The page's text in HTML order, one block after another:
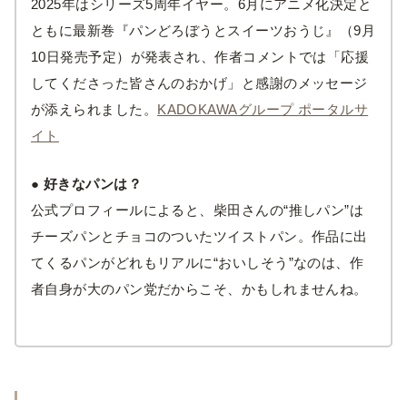
2025年はシリーズ5周年イヤー。6月にアニメ化決定と
ともに最新巻『パンどろぼうとスイーツおうじ』（9月
10日発売予定）が発表され、作者コメントでは「応援
してくださった皆さんのおかげ」と感謝のメッセージ
が添えられました。 KADOKAWAグループ ポータルサ
イト
● 好きなパンは？
公式プロフィールによると、柴田さんの“推しパン”は
チーズパンとチョコのついたツイストパン。作品に出
てくるパンがどれもリアルに“おいしそう”なのは、作
者自身が大のパン党だからこそ、かもしれませんね。